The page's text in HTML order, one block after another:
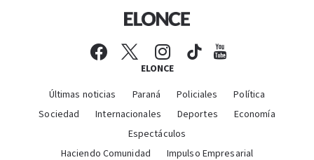
ELONCE
Últimas noticias Paraná Policiales
Política
Sociedad
Internacionales Deportes
Economía
Espectáculos
Haciendo Comunidad
Impulso Empresarial